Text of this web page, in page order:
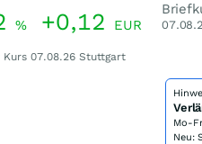
% +0,12 EUR
Kurs 07.08.26 Stuttgart
Mo-
Neu: